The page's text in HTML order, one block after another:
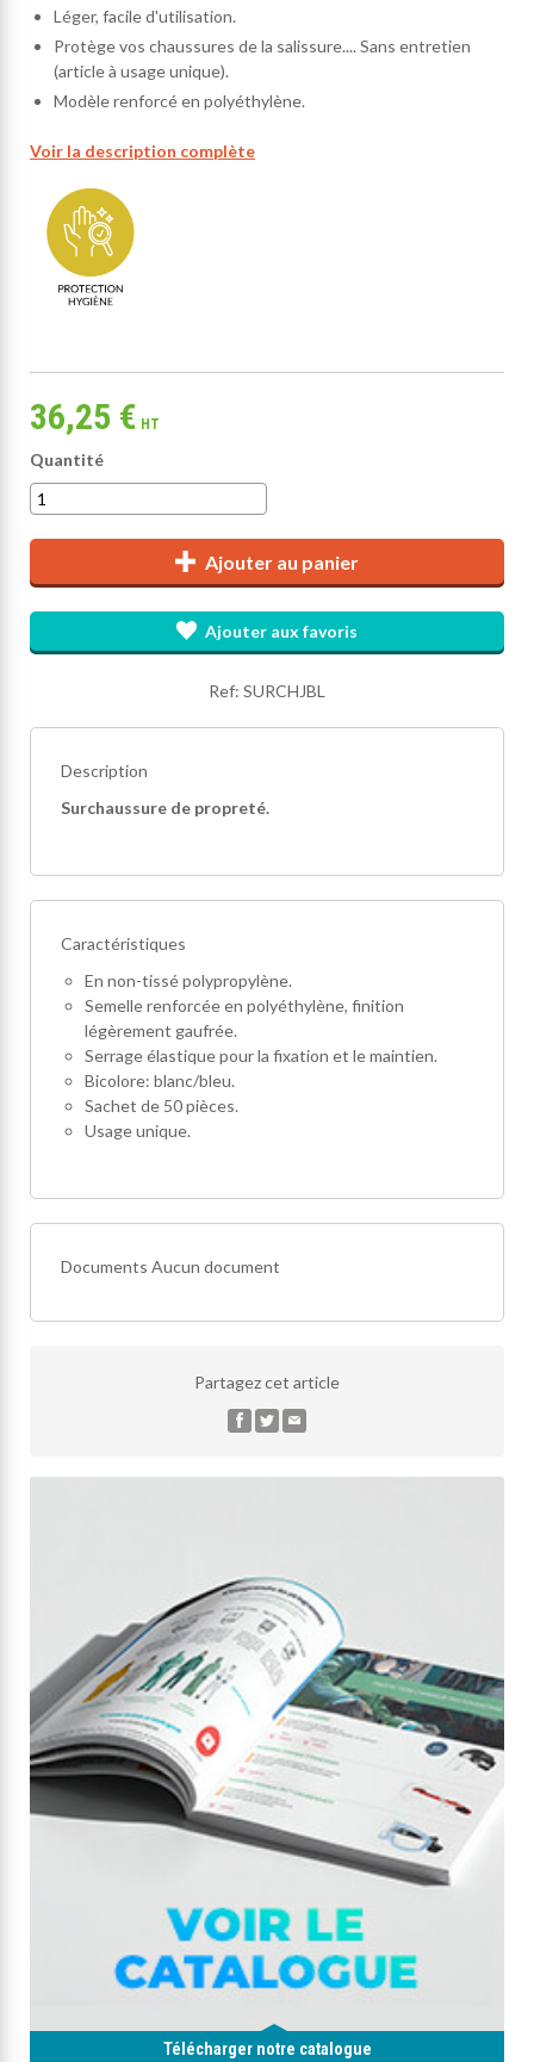
Léger, facile d'utilisation.
Protège vos chaussures de la salissure.... Sans entretien
(article à usage unique).
Modèle renforcé en polyéthylène.
Voir la description complète
36,25 € HT
Quantité
Ajouter au panier
Ajouter aux favoris
Ref: SURCHJBL
Description
Surchaussure de propreté.
Caractéristiques
En non-tissé polypropylène.
Semelle renforcée en polyéthylène, finition
légèrement gaufrée.
Serrage élastique pour la fixation et le maintien.
Bicolore: blanc/bleu.
Sachet de 50 pièces.
Usage unique.
Documents Aucun document
Partagez cet article
Télécharger notre catalogue